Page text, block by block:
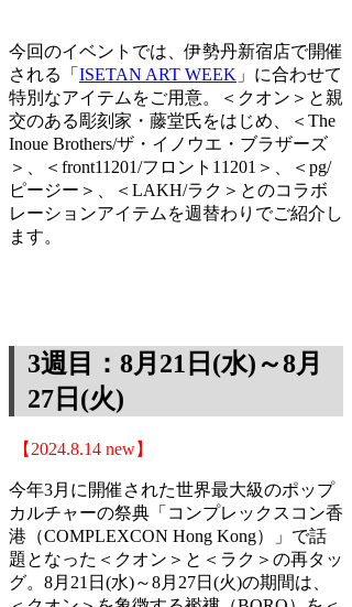
今回のイベントでは、伊勢丹新宿店で開催
される「 ISETAN ART WEEK 」に合わせて
特別なアイテムをご用意。＜クオン＞と親
交のある彫刻家・藤堂氏をはじめ、＜The
Inoue Brothers/ザ・イノウエ・ブラザーズ
＞、＜front11201/フロント11201＞、＜pg/
ピージー＞、＜LAKH/ラク＞とのコラボ
レーションアイテムを週替わりでご紹介し
ます。
3週目：8月21日(水)～8月
27日(火)
【2024.8.14 new】
今年3月に開催された世界最大級のポップ
カルチャーの祭典「コンプレックスコン香
港（COMPLEXCON Hong Kong）」で話
題となった＜クオン＞と＜ラク＞の再タッ
グ。8月21日(水)～8月27日(火)の期間は、